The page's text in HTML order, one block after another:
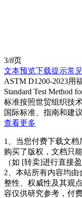
3/8页
文本预览下载提示常
ASTM D1200-2023用
Standard Test Method
标准按照世贸组织技
国际标准、指南和建
查看更多
1、当您付费下载文
购买了版权，文档只
（如 [转卖]进行直接
2、本站所有内容均
整性、权威性及其观
容仅供研究参考，付